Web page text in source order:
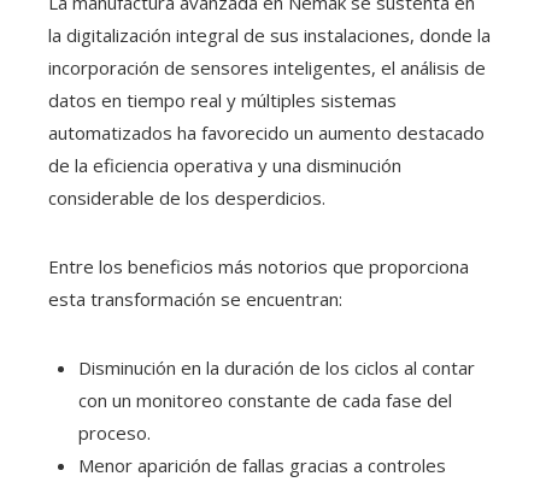
la digitalización integral de sus instalaciones, donde la
incorporación de sensores inteligentes, el análisis de
datos en tiempo real y múltiples sistemas
automatizados ha favorecido un aumento destacado
de la eficiencia operativa y una disminución
considerable de los desperdicios.
Entre los beneficios más notorios que proporciona
esta transformación se encuentran:
Disminución en la duración de los ciclos al contar
con un monitoreo constante de cada fase del
proceso.
Menor aparición de fallas gracias a controles